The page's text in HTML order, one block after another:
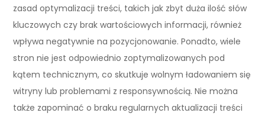
zasad optymalizacji treści, takich jak zbyt duża ilość słów
kluczowych czy brak wartościowych informacji, również
wpływa negatywnie na pozycjonowanie. Ponadto, wiele
stron nie jest odpowiednio zoptymalizowanych pod
kątem technicznym, co skutkuje wolnym ładowaniem się
witryny lub problemami z responsywnością. Nie można
także zapominać o braku regularnych aktualizacji treści